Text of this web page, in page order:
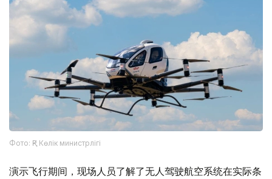
Фото: ҚР Көлік министрлігі
演示飞行期间，现场人员了解了无人驾驶航空系统在实际条